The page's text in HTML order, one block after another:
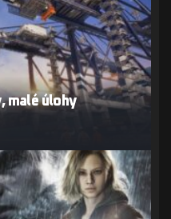
malé úlohy